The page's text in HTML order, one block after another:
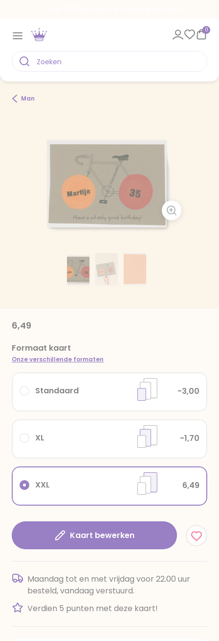
0
Man
6,49
Formaat kaart
Onze verschillende formaten
XXL 6,49
XL -1,70
Standaard -3,00
Kaart bewerken
Maandag tot en met vrijdag voor 22.00 uur
besteld, vandaag verstuurd.
Verdien 5 punten met deze kaart!